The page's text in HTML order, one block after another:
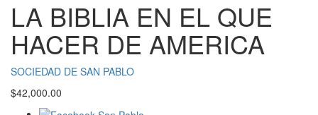
LA BIBLIA EN EL QUE
HACER DE AMERICA
SOCIEDAD DE SAN PABLO
$42,000.00